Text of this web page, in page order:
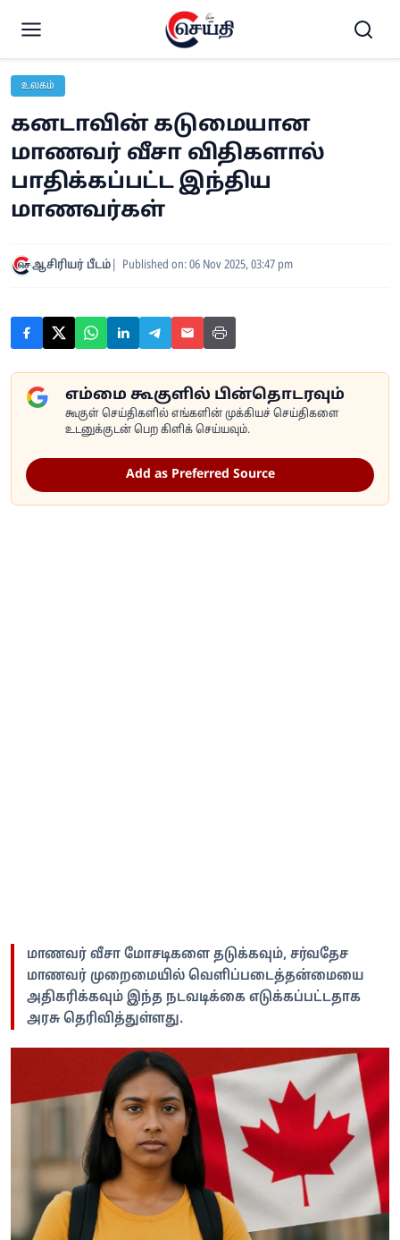
உலகம்
கனடாவின் கடுமையான
மாணவர் வீசா விதிகளால்
பாதிக்கப்பட்ட இந்திய
மாணவர்கள்
ஆசிரியர் பீடம் Published on: 06 Nov 2025, 03:47 pm
எம்மை கூகுளில் பின்தொடரவும்
கூகுள் செய்திகளில் எங்களின் முக்கியச் செய்திகளை
உடனுக்குடன் பெற கிளிக் செய்யவும்.
Add as Preferred Source
மாணவர் வீசா மோசடிகளை தடுக்கவும், சர்வதேச
மாணவர் முறைமையில் வெளிப்படைத்தன்மையை
அதிகரிக்கவும் இந்த நடவடிக்கை எடுக்கப்பட்டதாக
அரசு தெரிவித்துள்ளது.